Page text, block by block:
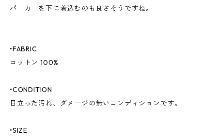
パーカーを下に着込むのも良さそうですね。
•FABRIC
コットン 100%
•CONDITION
目立った汚れ、ダメージの無いコンディションです。
•SIZE